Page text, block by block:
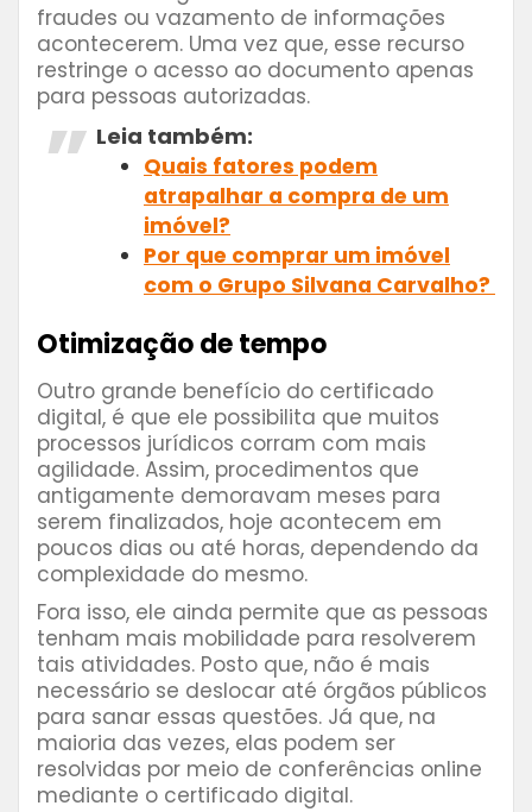
fraudes ou vazamento de informações
acontecerem. Uma vez que, esse recurso
restringe o acesso ao documento apenas
para pessoas autorizadas.
Leia também:
Quais fatores podem
atrapalhar a compra de um
imóvel?
Por que comprar um imóvel
com o Grupo Silvana Carvalho?
Otimização de tempo
Outro grande benefício do certificado
digital, é que ele possibilita que muitos
processos jurídicos corram com mais
agilidade. Assim, procedimentos que
antigamente demoravam meses para
serem finalizados, hoje acontecem em
poucos dias ou até horas, dependendo da
complexidade do mesmo.
Fora isso, ele ainda permite que as pessoas
tenham mais mobilidade para resolverem
tais atividades. Posto que, não é mais
necessário se deslocar até órgãos públicos
para sanar essas questões. Já que, na
maioria das vezes, elas podem ser
resolvidas por meio de conferências online
mediante o certificado digital.